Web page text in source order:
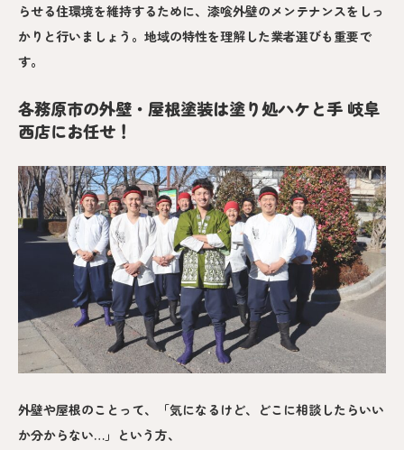
らせる住環境を維持するために、漆喰外壁のメンテナンスをしっ
かりと行いましょう。地域の特性を理解した業者選びも重要で
す。
各務原市の外壁・屋根塗装は塗り処ハケと手 岐阜
西店にお任せ！
外壁や屋根のことって、「気になるけど、どこに相談したらいい
か分からない…」という方、